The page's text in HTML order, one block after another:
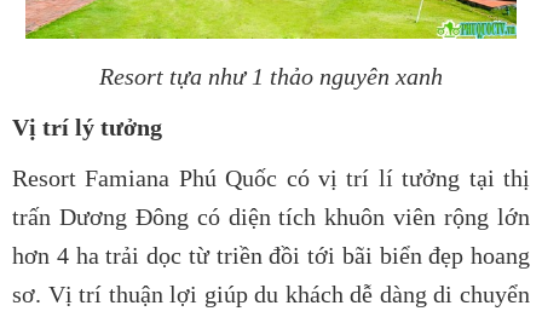
Resort tựa như 1 thảo nguyên xanh
Vị trí lý tưởng
Resort Famiana Phú Quốc có vị trí lí tưởng tại thị
trấn Dương Đông có diện tích khuôn viên rộng lớn
hơn 4 ha trải dọc từ triền đồi tới bãi biển đẹp hoang
sơ. Vị trí thuận lợi giúp du khách dễ dàng di chuyển